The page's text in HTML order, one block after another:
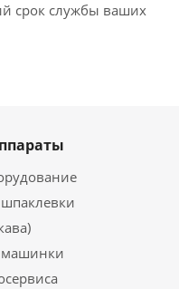
срок службы ваших